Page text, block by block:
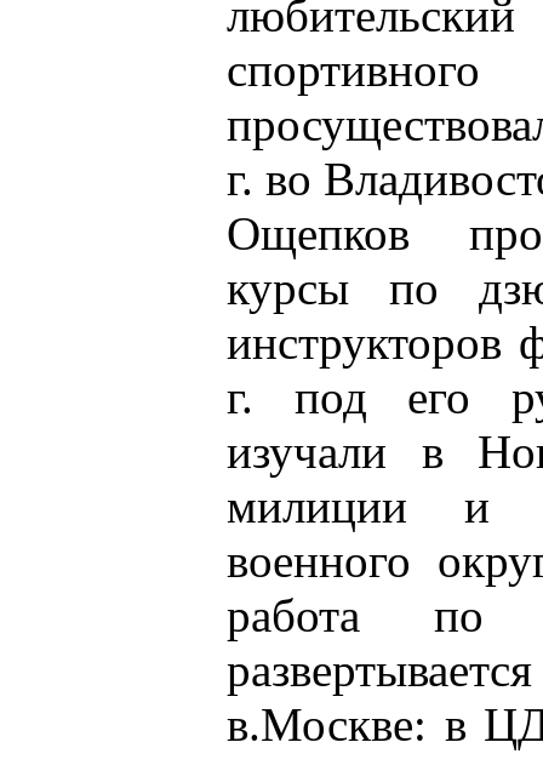
г. во
Ощепков
курсы по
инструкторов
г. под его
изучали в
милиции и
военного
работа по
в.Москве: в